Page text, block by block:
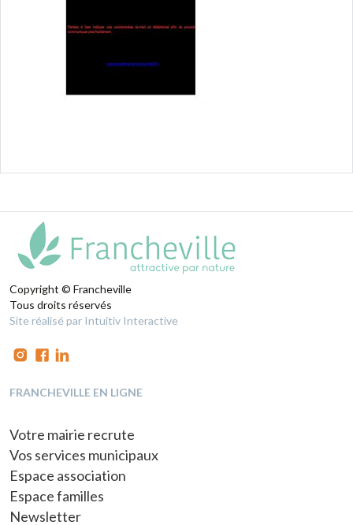
Copyright © Francheville
Tous droits réservés
Site réalisé par Intuitiv Interactive
FRANCHEVILLE EN LIGNE
Votre mairie recrute
Vos services municipaux
Espace association
Espace familles
Newsletter